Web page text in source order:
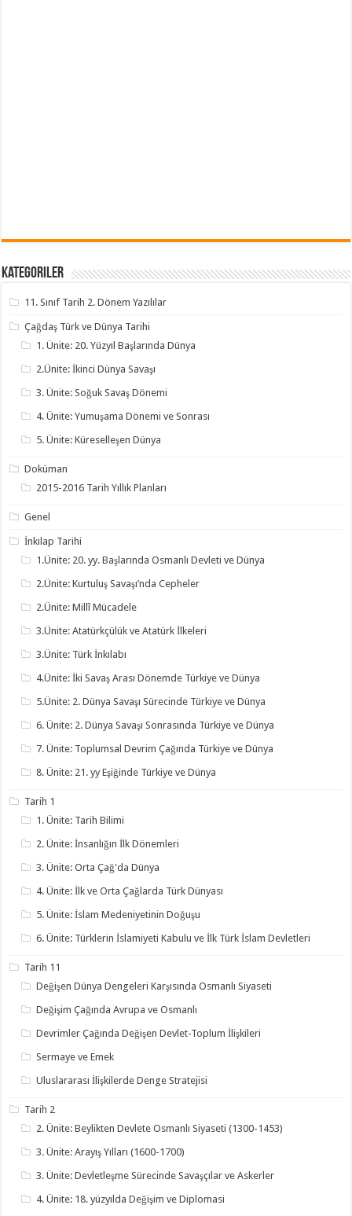
Kategoriler
11. Sınıf Tarih 2. Dönem Yazılılar
Çağdaş Türk ve Dünya Tarihi
1. Ünite: 20. Yüzyıl Başlarında Dünya
2.Ünite: İkinci Dünya Savaşı
3. Ünite: Soğuk Savaş Dönemi
4. Ünite: Yumuşama Dönemi ve Sonrası
5. Ünite: Küreselleşen Dünya
Doküman
2015-2016 Tarih Yıllık Planları
Genel
İnkılap Tarihi
1.Ünite: 20. yy. Başlarında Osmanlı Devleti ve Dünya
2.Ünite: Kurtuluş Savaşı’nda Cepheler
2.Ünite: Millî Mücadele
3.Ünite: Atatürkçülük ve Atatürk İlkeleri
3.Ünite: Türk İnkılabı
4.Ünite: İki Savaş Arası Dönemde Türkiye ve Dünya
5.Ünite: 2. Dünya Savaşı Sürecinde Türkiye ve Dünya
6. Ünite: 2. Dünya Savaşı Sonrasında Türkiye ve Dünya
7. Ünite: Toplumsal Devrim Çağında Türkiye ve Dünya
8. Ünite: 21. yy Eşiğinde Türkiye ve Dünya
Tarih 1
1. Ünite: Tarih Bilimi
2. Ünite: İnsanlığın İlk Dönemleri
3. Ünite: Orta Çağ'da Dünya
4. Ünite: İlk ve Orta Çağlarda Türk Dünyası
5. Ünite: İslam Medeniyetinin Doğuşu
6. Ünite: Türklerin İslamiyeti Kabulu ve İlk Türk İslam Devletleri
Tarih 11
Değişen Dünya Dengeleri Karşısında Osmanlı Siyaseti
Değişim Çağında Avrupa ve Osmanlı
Devrimler Çağında Değişen Devlet-Toplum İlişkileri
Sermaye ve Emek
Uluslararası İlişkilerde Denge Stratejisi
Tarih 2
2. Ünite: Beylikten Devlete Osmanlı Siyaseti (1300-1453)
3. Ünite: Arayış Yılları (1600-1700)
3. Ünite: Devletleşme Sürecinde Savaşçılar ve Askerler
4. Ünite: 18. yüzyılda Değişim ve Diplomasi